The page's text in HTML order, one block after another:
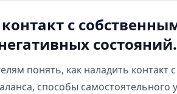
с
состояний.
понять, как наладить
способы самостоятельного